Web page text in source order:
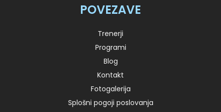
POVEZAVE
Trenerji
Programi
Blog
Kontakt
Fotogalerija
Splošni pogoji poslovanja